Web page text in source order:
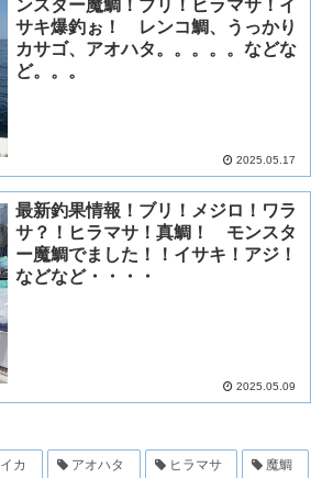
ンスター魔鯛！ブリ！ヒラマサ！イ
サキ爆釣ぉ！ レンコ鯛、うっかり
カサゴ、アオハタ。。。。。などな
ど。。。
2025.05.17
最新釣果情報！ブリ！メジロ！ワラ
サ？！ヒラマサ！真鯛！ モンスタ
ー魔鯛でました！！イサキ！アジ！
などなど・・・・
2025.05.09
イカ アオハタ ヒラマサ 魔鯛